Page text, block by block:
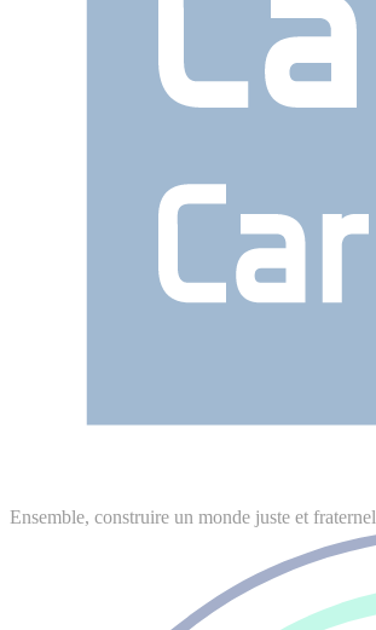
Ensemble, construire un monde juste et fraternel